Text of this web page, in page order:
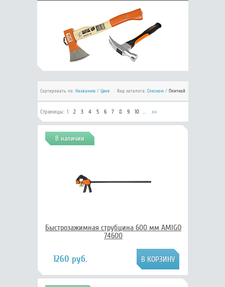
Сортировать по: Названию/ Цене Вид каталога: Списком/ Плиткой
Страницы: 1 2 3 4 5 6 7 8 9 10 ... >>
В наличии
Быстрозажимная струбцина 600 мм AMIGO
74600
1260 руб.